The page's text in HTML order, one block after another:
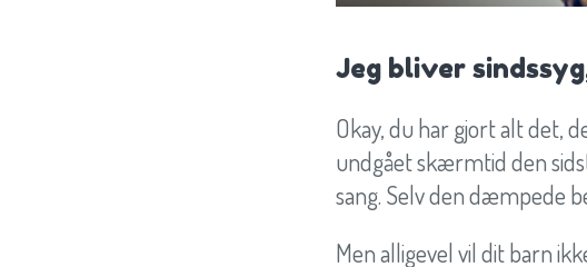
Jeg bliver
Okay, du har gjort alt det,
undgået skærmtid den
sang. Selv den dæmpede
Men alligevel vil dit barn